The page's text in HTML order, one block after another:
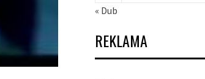
« Dub
REKLAMA